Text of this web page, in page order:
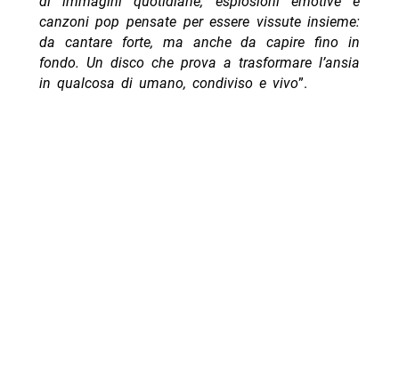
canzoni pop pensate per essere vissute insieme:
da cantare forte, ma anche da capire fino in
fondo. Un disco che prova a trasformare l’ansia
in qualcosa di umano, condiviso e vivo”.